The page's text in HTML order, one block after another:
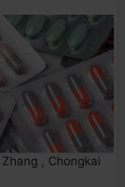
, Chongkai